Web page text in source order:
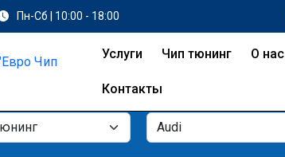
Пн-Сб | 10:00 - 18:00
Услуги Чип тюнинг О нас
Контакты